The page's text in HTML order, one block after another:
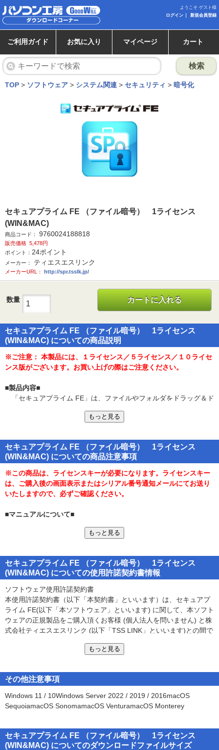
ようこそ ゲスト様
ログイン
新規会員登録
ご利用ガイド お気に入り マイページ カート
検索
TOP > ソフトウェア > システム関連 > セキュリティ > 暗号化
セキュアプライム FE （ファイル暗号） 1ライセンス
(WIN&MAC)
商品コード： 9760024188818
販売価格 5,478円
ポイント： 24ポイント
メーカー： ティエスエスリンク
メーカーURL： http://spr.tsslk.jp/
数量 カートに入れる
セキュアプライム FE （ファイル暗号） 1ライセンス
(WIN&MAC) についての商品説明
※ご注意： 本製品には、１ライセンス／５ライセンス／１０ライセ
ンス版がございます。お買い上げの際はご注意ください。
■製品内容■
「セキュアプライム FE」は、ファイルやフォルダをドラッグ＆ド
手間をかけずに手軽にセキュリティ対策を行いたい方におすすめ
です。
Windows／Mac両OSで同じ暗号化ファイルを扱える他、多言語に
も対応しているため、海外へのファイル送付などにも利用できるな
ど、幅広い環境でご利用いただけます。
●ドラッグ＆ドロップの簡単操作でファイルやフォルダを暗号化でき
●暗号化時に、メールアドレスなどでファイルを利用できる人を限定
確認できます。
●Windowsでは、暗号化ファイル（自己復号型 .exe形式）をクリッ
●多言語対応しています。
（日本語環境以外では、ダイアログ画面やメッセージなどは英語
で表示されます）
●複数ファイルやフォルダも一括してドラッグ＆ドロップだけで暗号
化できます。
●暗号化時に圧縮してファイルサイズがコンパクトになるので便利で
■バージョンアップ点■
2017年10月10日発売のVer.5.0.1からの変更点は以下のとおりです。
■Windows版 ----- 変更ありません。
■Mac版 ----- macOS Mojaveに対応しました。
※本製品は、OpenSSL Toolkit で使用するために OpenSSL Project
によって開発されたソフトウェアが含まれています。
*This product includes software developed by the OpenSSL Project
もっと見る
セキュアプライム FE （ファイル暗号） 1ライセンス
(WIN&MAC) についての商品注意事項
※この商品は、ライセンスキーが必要になります。ライセンスキー
は、ご購入後の画面表示またはシリアル番号通知メールにてお送り
いたしますので、必ずご確認ください。
■マニュアルについて■
（userguide_win.pdf または userguide_mac.pdf）
■動作環境■
●対応OS：
○Windows 10 / 8.1 / 7
○Windows Server 2012 R2 / 2012 / 2008 R2 / 2008
○macOS Mojave / macOS High Sierra / macOS Sierra / OS X El
Capitan
●暗号化アルゴリズム： AES 256bit
●本製品は、ティエスエスリンク社「セキュアポーター」を名称変更
います。
よって開発されたソフトウェアが含まれています。
*This product includes software developed by the OpenSSL Project
■サポート窓口■
もっと見る
セキュアプライム FE （ファイル暗号） 1ライセンス
(WIN&MAC) についての使用許諾契約書情報
ソフトウェア使用許諾契約書
本使用許諾契約書（以下「本契約書」といいます）は、セキュアプ
ライム FE(以下「本ソフトウェア」といいます) に関して、本ソフト
ウェアの正規製品をご購入頂くお客様 (個人法人を問いません) と株
式会社ティエスエスリンク (以下「TSS LINK」といいます)との間で
にインストールした時点で、本契約書が成立したものとします。本
ことはできません。本ソフトウェアは、ソフトウェアプログラムお
よびそれに関連したドキュメント (マニュアル等の印刷物やオンラ
インで提供される電子文書等)を含みます。
諾します。
１．本ソフトウェアの使用
もっと見る
その他注意事項
Windows 11 / 10Windows Server 2022 / 2019 / 2016macOS
SequoiamacOS SonomamacOS VenturamacOS Monterey
セキュアプライム FE （ファイル暗号） 1ライセンス
(WIN&MAC) についてのダウンロードファイルサイズ